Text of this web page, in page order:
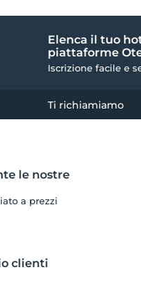
Elenca il tuo
piattaforme
Iscrizione facile e
Ti richiamiamo
le nostre
a prezzi
clienti